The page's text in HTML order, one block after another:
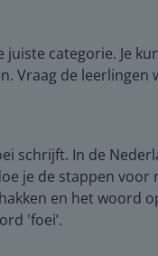
categorie. Je
Vraag de leerlingen
schrijft. In de
je de stappen voor
en het woord
'foei’.